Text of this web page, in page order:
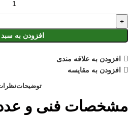
افزودن به
افزودن به علاقه مندی
افزودن به مقایسه
توضیحات
مشخصات فنی و عددی